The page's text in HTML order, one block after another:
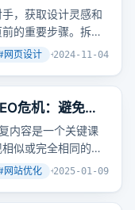
，获取设计灵感和
的重要步骤。拆解
他们的优势和特色，
网页设计 +2
2024-11-04
危机：避免重
错误
内容是一个关键课
似或完全相同的文
影响到网站在搜索引
的影响，并提供一
网站优化 +2
2025-01-09